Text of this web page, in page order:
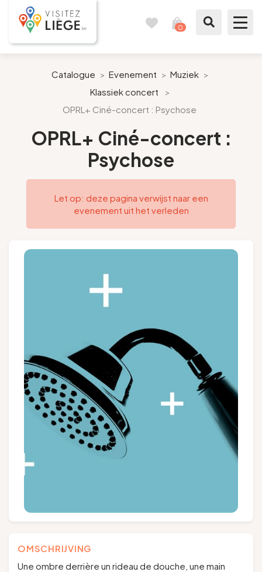
0
Bereid mijn verblijf voor
Pays de Liège
Pers
EN NL DE
Catalogue > Evenement > Muziek >
Klassiek concert
>
OPRL+ Ciné-concert : Psychose
OPRL+ Ciné-concert :
Psychose
Let op: deze pagina verwijst naar een
evenement uit het verleden
OMSCHRIJVING
Une ombre derrière un rideau de douche, une main